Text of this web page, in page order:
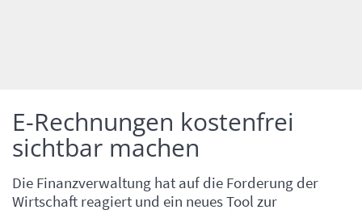
Einleitung
E-Rechnungen kostenfrei
sichtbar machen
Die Finanzverwaltung hat auf die Forderung der
Wirtschaft reagiert und ein neues Tool zur